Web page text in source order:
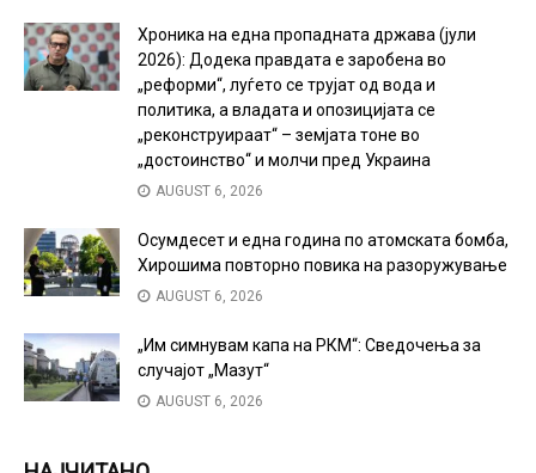
Хроника на една пропадната држава (јули
2026): Додека правдата е заробена во
„реформи“, луѓето се трујат од вода и
политика, а владата и опозицијата се
„реконструираат“ – земјата тоне во
„достоинство“ и молчи пред Украина
AUGUST 6, 2026
Осумдесет и една година по атомската бомба,
Хирошима повторно повика на разоружување
AUGUST 6, 2026
„Им симнувам капа на РКМ“: Сведочења за
случајот „Мазут“
AUGUST 6, 2026